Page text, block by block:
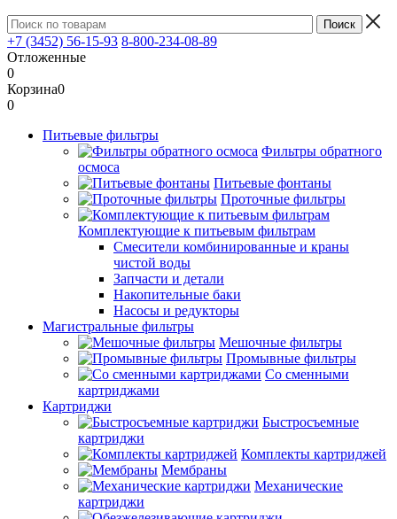
+7 (3452) 56-15-93 8-800-234-08-89
Отложенные
0
Корзина0
0
Питьевые фильтры
Фильтры обратного
осмоса
Питьевые фонтаны
Проточные фильтры
Комплектующие к питьевым фильтрам
Смесители комбинированные и краны
чистой воды
Запчасти и детали
Накопительные баки
Насосы и редукторы
Магистральные фильтры
Мешочные фильтры
Промывные фильтры
Со сменными
картриджами
Картриджи
Быстросъемные
картриджи
Комплекты картриджей
Мембраны
Механические
картриджи